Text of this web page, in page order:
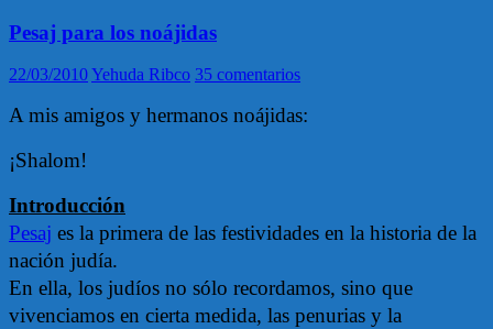
Pesaj para los noájidas
22/03/2010Yehuda Ribco 35 comentarios
A mis amigos y hermanos noájidas:
¡Shalom!
Introducción
Pesaj es la primera de las festividades en la historia de la
nación judía.
En ella, los judíos no sólo recordamos, sino que
vivenciamos en cierta medida, las penurias y la